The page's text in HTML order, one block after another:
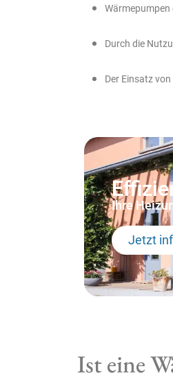
Durch die
Der Einsatz
Ihre
Jetzt
Ist eine